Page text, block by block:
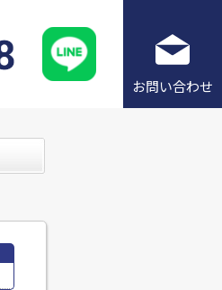
お問い合わせ